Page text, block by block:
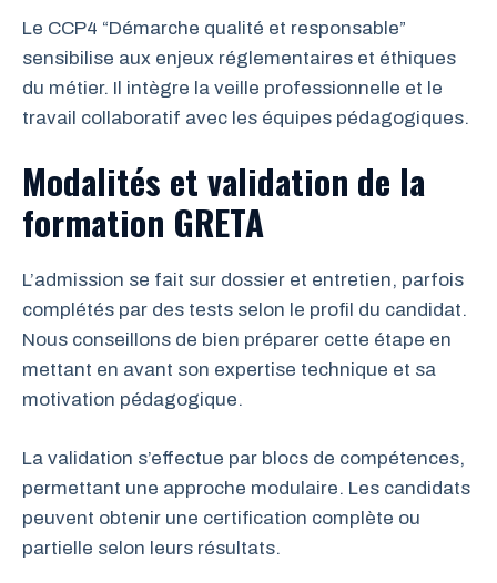
Le CCP4 “Démarche qualité et responsable”
sensibilise aux enjeux réglementaires et éthiques
du métier. Il intègre la veille professionnelle et le
travail collaboratif avec les équipes pédagogiques.
Modalités et validation de la
formation GRETA
L’admission se fait sur dossier et entretien, parfois
complétés par des tests selon le profil du candidat.
Nous conseillons de bien préparer cette étape en
mettant en avant son expertise technique et sa
motivation pédagogique.
La validation s’effectue par blocs de compétences,
permettant une approche modulaire. Les candidats
peuvent obtenir une certification complète ou
partielle selon leurs résultats.